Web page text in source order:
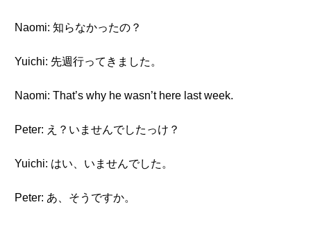
Naomi: 知らなかったの？
Yuichi: 先週行ってきました。
Naomi: That’s why he wasn’t here last week.
Peter: え？いませんでしたっけ？
Yuichi: はい、いませんでした。
Peter: あ、そうですか。